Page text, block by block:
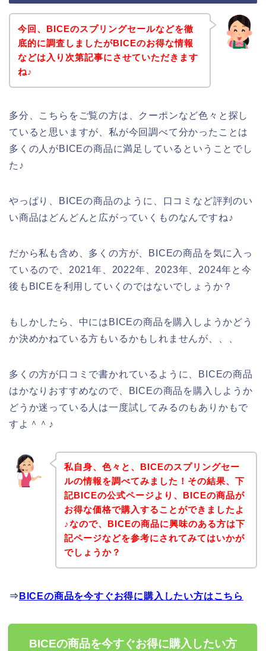
今回、BICEのスプリングセールなどを徹
底的に調査しましたがBICEのお得な情報
などは入り次第記事にさせていただきます
ね♪
多分、こちらをご覧の方は、クーポンなど色々と探し
ていると思いますが、私が今回調べて分かったことは
多くの人がBICEの商品に満足しているということでし
た♪
やっぱり、BICEの商品のように、口コミなど評判のい
い商品はどんどんと広がっていくものなんですね♪
だから私も含め、多くの方が、BICEの商品を気に入っ
ているので、2021年、2022年、2023年、2024年と今
後もBICEを利用していくのではないでしょうか？
もしかしたら、中にはBICEの商品を購入しようかどう
か決めかねている方もいるかもしれませんが、、、
多くの方が口コミで書かれているように、BICEの商品
はかなりおすすめなので、BICEの商品を購入しようか
どうか迷っている人は一度試してみるのもありかもで
すよ＾＾♪
私自身、色々と、BICEのスプリングセー
ルの情報を調べてみました！その結果、下
記BICEの公式ページより、BICEの商品が
お得な価格で購入することができましたよ
♪なので、BICEの商品に興味のある方は下
記ページなどを参考にされてみてはいかが
でしょうか？
⇒ BICEの商品を今すぐお得に購入したい方はこちら
BICEの商品を今すぐお得に購入したい方